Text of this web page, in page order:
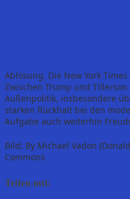
Ablösung. Die New York
Zwischen Trump und
Außenpolitik, insbesondere
starken Rückhalt bei den
Aufgabe auch weiterhin
Bild: By Michael Vadon
Commons
Teilen mit: